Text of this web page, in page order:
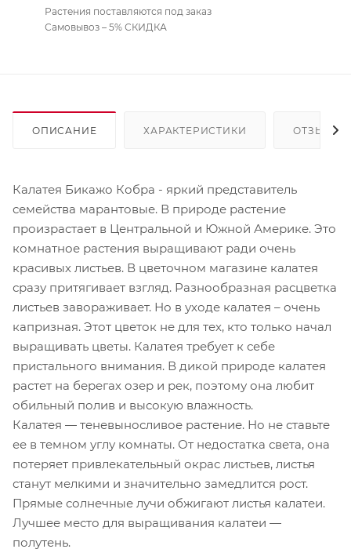
Растения поставляются под заказ
Самовывоз – 5% СКИДКА
ОПИСАНИЕ ХАРАКТЕРИСТИКИ ОТЗЫВЫ
Калатея Бикажо Кобра - яркий представитель
семейства марантовые. В природе растение
произрастает в Центральной и Южной Америке. Это
комнатное растения выращивают ради очень
красивых листьев. В цветочном магазине калатея
сразу притягивает взгляд. Разнообразная расцветка
листьев завораживает. Но в уходе калатея – очень
капризная. Этот цветок не для тех, кто только начал
выращивать цветы. Калатея требует к себе
пристального внимания. В дикой природе калатея
растет на берегах озер и рек, поэтому она любит
обильный полив и высокую влажность.
Калатея — теневыносливое растение. Но не ставьте
ее в темном углу комнаты. От недостатка света, она
потеряет привлекательный окрас листьев, листья
станут мелкими и значительно замедлится рост.
Прямые солнечные лучи обжигают листья калатеи.
Лучшее место для выращивания калатеи —
полутень.